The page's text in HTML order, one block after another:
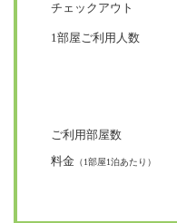
チェックアウト
1部屋ご利用人数
ご利用部屋数
料金 （1部屋1泊あたり）